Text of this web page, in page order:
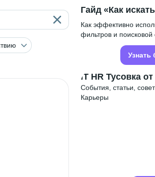
Гайд «Как
Как эффективно
фильтров и поисковой
Узнать
IT HR Тусовка
События, статьи,
Карьеры